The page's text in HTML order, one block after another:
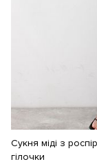
Сукня міді з
гілочки